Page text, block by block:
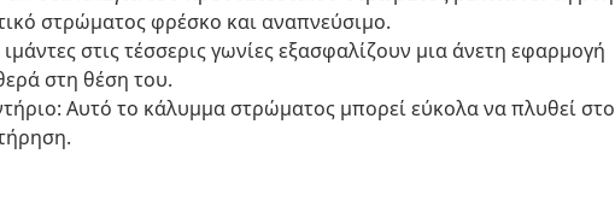
στρώματος φρέσκο και αναπνεύσιμο.
στις τέσσερις γωνίες εξασφαλίζουν μια άνετη εφαρμογή
στη θέση του.
Αυτό το κάλυμμα στρώματος μπορεί εύκολα να πλυθεί στο